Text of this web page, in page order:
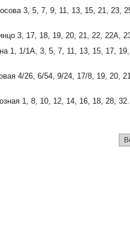
3, 5, 7, 9, 11, 13, 15, 21, 23,
3, 17, 18, 19, 20, 21, 22, 22А,
1, 1/1А, 3, 5, 7, 11, 13, 15, 17,
4/26, 6/54, 9/24, 17/8, 19, 20,
1, 8, 10, 12, 14, 16, 18, 28, 32.